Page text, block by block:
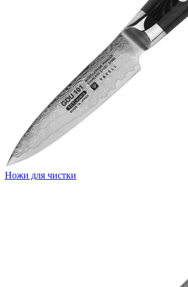
Ножи для чистки